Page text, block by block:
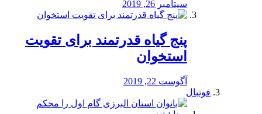
سپتامبر 26, 2019
پنج گیاه قدرتمند برای تقویت
استخوان
آگوست 22, 2019
فوتبال